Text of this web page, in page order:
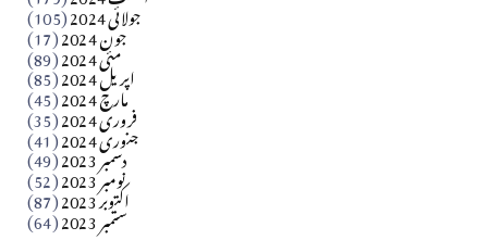
جولائی 2024 (105) جون 2024 (17) مئی 2024 (89) اپریل 2024 (85) مارچ 2024 (45) فروری 2024 (35) جنوری 2024 (41) دسمبر 2023 (49) نومبر 2023 (52) اکتوبر 2023 (87) ستمبر 2023 (64)